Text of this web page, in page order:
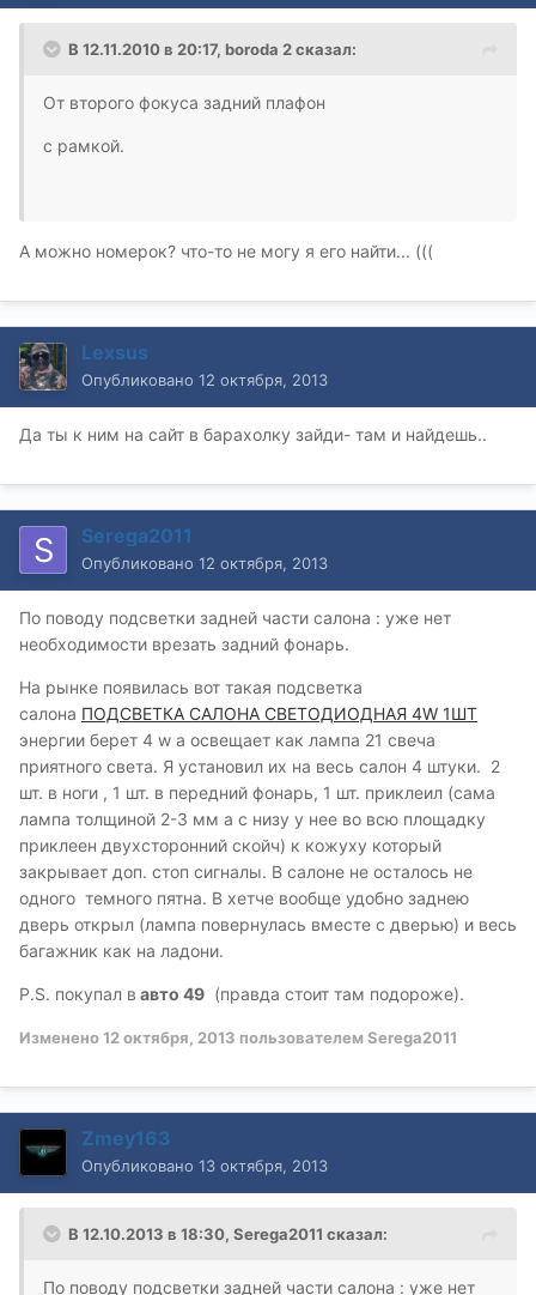
В 12.11.2010 в 20:17, boroda 2 сказал:
От второго фокуса задний плафон
с рамкой.
А можно номерок? что-то не могу я его найти... (((
Lexsus
Опубликовано 12 октября, 2013
Да ты к ним на сайт в барахолку зайди- там и найдешь..
Serega2011
Опубликовано 12 октября, 2013
По поводу подсветки задней части салона : уже нет
необходимости врезать задний фонарь.
На рынке появилась вот такая подсветка
салона ПОДСВЕТКА САЛОНА СВЕТОДИОДНАЯ 4W 1ШТ
энергии берет 4 w а освещает как лампа 21 свеча
приятного света. Я установил их на весь салон 4 штуки. 2
шт. в ноги , 1 шт. в передний фонарь, 1 шт. приклеил (сама
лампа толщиной 2-3 мм а с низу у нее во всю площадку
приклеен двухсторонний скойч) к кожуху который
закрывает доп. стоп сигналы. В салоне не осталось не
одного темного пятна. В хетче вообще удобно заднею
дверь открыл (лампа повернулась вместе с дверью) и весь
багажник как на ладони.
P.S. покупал в авто 49 (правда стоит там подороже).
Изменено12 октября, 2013 пользователем Serega2011
Zmey163
Опубликовано 13 октября, 2013
В 12.10.2013 в 18:30, Serega2011 сказал:
По поводу подсветки задней части салона : уже нет